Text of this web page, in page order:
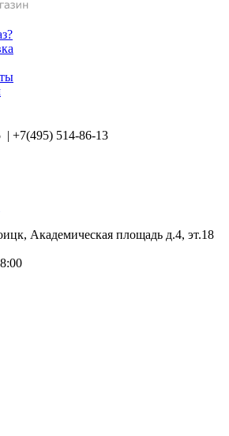
| +7(495) 514-86-13
Академическая площадь д.4, эт.18